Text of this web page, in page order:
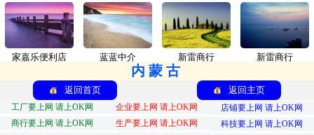
家嘉乐便利店 蓝蓝中介 新雷商行 新雷商行
内蒙古
返回首页 返回主页
工厂要上网 请上OK网 企业要上网 请上OK网
店铺要上网 请上OK网
商行要上网 请上OK网
生产要上网 请上OK网
科技要上网 请上OK网